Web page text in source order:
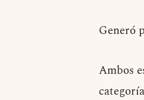
Generó
Ambos